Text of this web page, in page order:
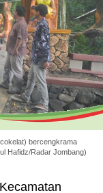
bercengkrama
Hafidz/Radar Jombang)